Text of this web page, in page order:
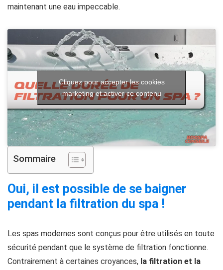
maintenant une eau impeccable.
Cliquez pour accepter les cookies
marketing et activer ce contenu
Sommaire
Oui, il est possible de se baigner
pendant la filtration du spa !
Les spas modernes sont conçus pour être utilisés en toute
sécurité pendant que le système de filtration fonctionne.
Contrairement à certaines croyances, la filtration et la